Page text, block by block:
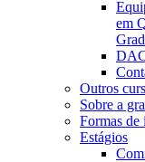
em
Outros
Sobre a
Formas de
Estágios